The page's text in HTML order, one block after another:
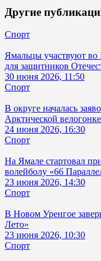
Другие
Спорт
Ямальцы участвуют
для защитников
30 июня 2026, 11:50
Спорт
В округе началась
Арктической велогонке
24 июня 2026, 16:30
Спорт
На Ямале стартовал
волейболу «66
23 июня 2026, 14:30
Спорт
В Новом Уренгое
Лето»
23 июня 2026, 10:30
Спорт